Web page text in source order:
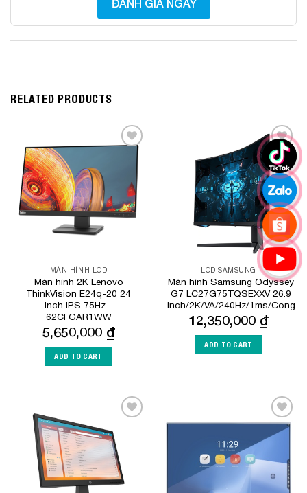
ĐÁNH GIÁ NGAY
RELATED PRODUCTS
Add to
Wishlist
MÀN HÌNH LCD
Màn hình 2K Lenovo
ThinkVision E24q-20 24
Inch IPS 75Hz –
62CFGAR1WW
5,650,000 ₫
ADD TO CART
Add to
Wishlist
LCD SAMSUNG
Màn hình Samsung Odyssey
G7 LC27G75TQSEXXV 26.9
inch/2K/VA/240Hz/1ms/Cong
12,350,000 ₫
ADD TO CART
Wishlist
Add to
Wishlist